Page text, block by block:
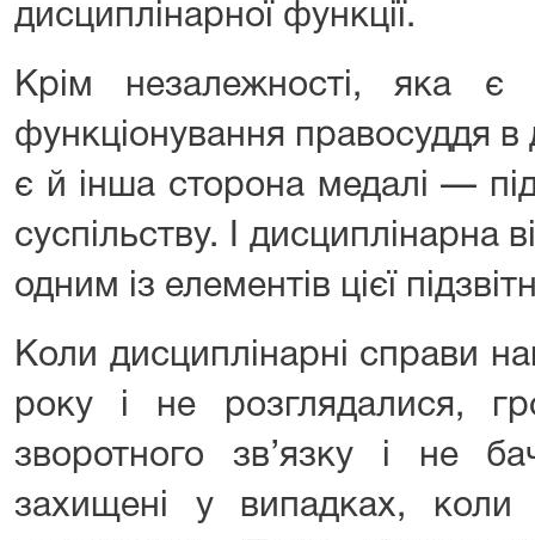
дисциплінарної функції.
Крім незалежності, яка є
функціонування правосуддя в
є й інша сторона медалі —
суспільству. І дисциплінарна
одним із елементів цієї
Коли дисциплінарні справи
року і не розглядалися,
зворотного зв’язку і не
захищені у випадках, коли